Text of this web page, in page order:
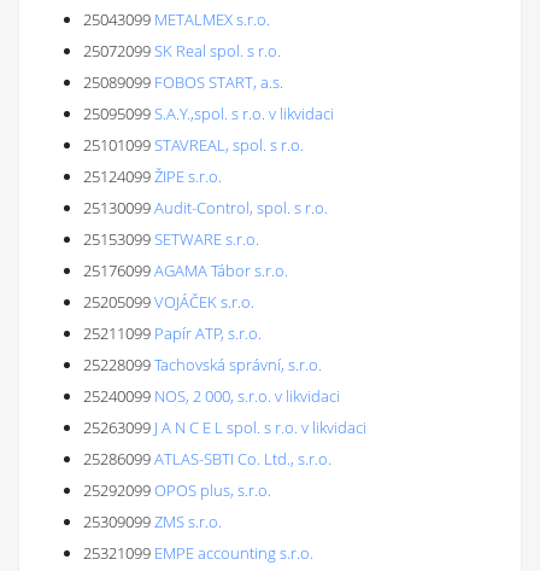
25043099 METALMEX s.r.o.
25072099SK Real spol. s r.o.
25089099 FOBOS START, a.s.
25095099S.A.Y.,spol. s r.o. v likvidaci
25101099STAVREAL, spol. s r.o.
25124099ŽIPE s.r.o.
25130099Audit-Control, spol. s r.o.
25153099SETWARE s.r.o.
25176099AGAMA Tábor s.r.o.
25205099VOJÁČEK s.r.o.
25211099 Papír ATP, s.r.o.
25228099Tachovská správní, s.r.o.
25240099 NOS, 2 000, s.r.o. v likvidaci
25263099 J A N C E L spol. s r.o. v likvidaci
25286099ATLAS-SBTI Co. Ltd., s.r.o.
25292099OPOS plus, s.r.o.
25309099ZMS s.r.o.
25321099 EMPE accounting s.r.o.